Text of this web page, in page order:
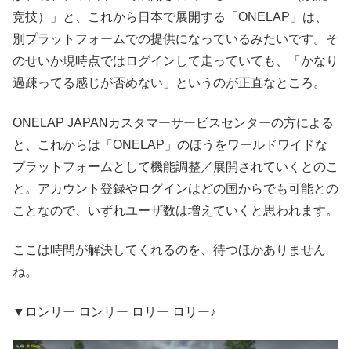
竞技）」と、これから日本で展開する「ONELAP」は、
別プラットフォームでの提供になっているみたいです。そ
のせいか現時点ではログインして走っていても、「かなり
過疎ってる感じが否めない」というのが正直なところ。
ONELAP JAPANカスタマーサービスセンターの方による
と、これからは「ONELAP」のほうをワールドワイドな
プラットフォームとして機能調整／展開されていくとのこ
と。アカウント登録やログインはどの国からでも可能との
ことなので、いずれユーザ数は増えていくと思われます。
ここは時間が解決してくれるのを、待つほかありません
ね。
▼ロンリー ロンリー ロリー ロリー♪